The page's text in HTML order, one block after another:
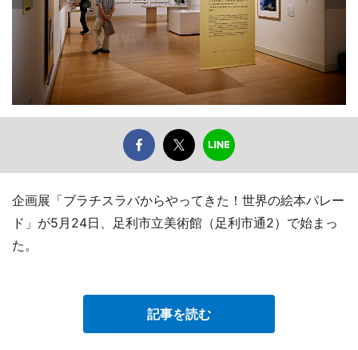
企画展「ブラチスラバからやってきた！世界の絵本パレー
ド」が5月24日、足利市立美術館（足利市通2）で始まっ
た。
記事を読む